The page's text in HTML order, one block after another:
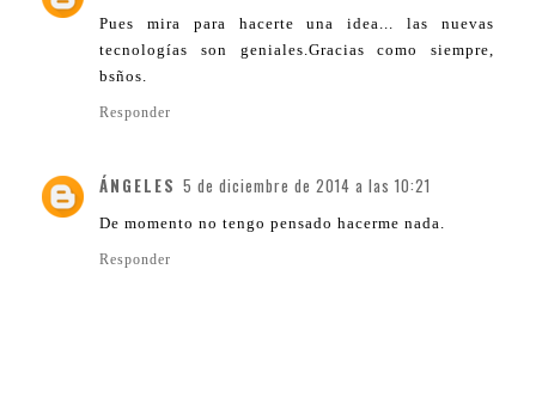
Pues mira para hacerte una idea... las nuevas
tecnologías son geniales.Gracias como siempre,
bsños.
Responder
ÁNGELES 5 de diciembre de 2014 a las 10:21
De momento no tengo pensado hacerme nada.
Responder